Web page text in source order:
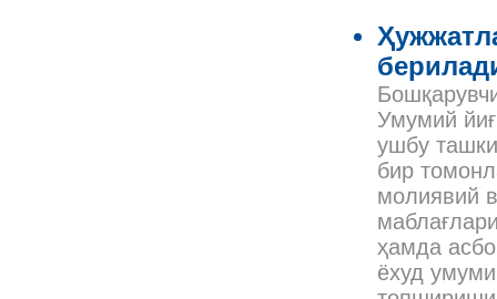
Умумий
ушбу
бир
молиявий
ҳамда
ёхуд